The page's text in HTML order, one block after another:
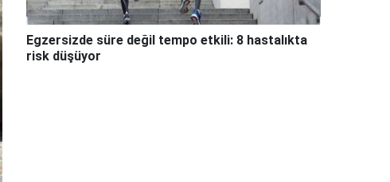
Egzersizde süre değil tempo etkili: 8 hastalıkta
risk düşüyor